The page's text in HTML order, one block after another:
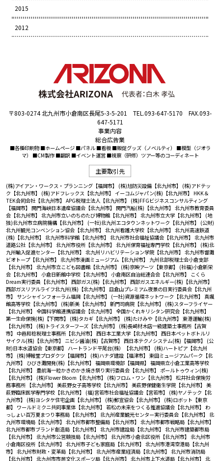
2015
2012
〒803-0274 北九州市小倉南区長尾5-3-5-201 TEL.093-647-5170 FAX.093-
647-5171
事業内容
総合広告業
■各種印刷物 ■ホームページ ■パネル ■看板 ■販促グッズ（ノベルティ） ■模型（ジオラ
マ） ■CM製作 ■翻訳 ■イベント運営 ■視察（研修）ツアー等のコーディネート
主要取引先
(株)アイアン・ワークス・プランニング【福岡市】 (株)旭防災設備【北九州市】 (株)アドテッ
ク【北九州市】 (株)アドフレックス【北九州市】 イーコムジャパン(株)【北九州市】 HKK＆
TEK合同会社【北九州市】 APG税理士法人【北九州市】 (株)FFGビジネスコンサルティング
【福岡市】 関門海峡日本遺産協議会【北九州市】 関門汽船(株)【北九州市】 北九州市教育委員
会【北九州市】 北九州市立いのちのたび博物館【北九州市】 北九州市立大学【北九州市】 (地
独)北九州市立病院機構【北九州市】 (一社)北九州エコタウンネットワーク【北九州市】 (公財)
北九州観光コンベンション協会【北九州市】 北九州看護大学校【北九州市】 北九州高速鉄道
(株)【北九州市】 北九州市科学館【北九州市】 北九州市社会福祉協議会【北九州市】 北九州市
道路公社【北九州市】 北九州市役所【北九州市】 北九州保育福祉専門学校【北九州市】 (株)北
九州輸入促進センター【北九州市】 北九州リハビリテーション学院【北九州市】 北九州市響灘
ビオトープ【北九州市】 北九州市漫画ミュージアム【北九州市】 九州北部税理士会小倉支部
【北九州市】 北九州市立こども図書館【北九州市】 (株)京映アーツ【東京都】 (社福)小倉新栄
会【北九州市】 小倉日新館中学校【北九州市】 小倉南区自治総連合会【北九州市】
こくら
Dream実行委員【北九州市】 西部ガス(株)【北九州市】 西部ガスエネルギー(株)【北九州市】
西部ガスリアルライフ北九州(株)【北九州市】 皿倉山プレミアム夜景の日実行委員会【北九州
市】 サンシャインフォーラム福岡【北九州市】 (一社)資源循環ネットワーク【北九州市】 真颯
館高等学校【北九州市】 (株)新美【北九州市】 新門司病院【北九州市】 (株)スターフライヤー
【北九州市】 全国科学館連携協議会【北九州市】 全国かくれキリシタン研究会【北九州市】
第一生命保険(株)【下関市】 (株)タカギ【北九州市】 (株)たけみや【北九州市】 東港運輸(株)
【北九州市】 (株)トライスターフーズ【北九州市】 (株)長崎材木店一級建築士事務所【古賀
市】 中邑和稔税理士事務所【北九州市】 西日本工業大学【北九州市】 西日本ペットボトルリ
サイクル(株)【北九州市】 ニビシ醤油(株)【古賀市】 西日本テクノシステム(株)【福岡市】 (公
財)日本水道協会【東京都】 ハートランド平尾台(株）【北九州市】 (株)ハートピア【北九州
市】 (株)博報堂プロダクツ【福岡市】 (株)ハナダ建設【福津市】 東田ミュージアムパーク【北
九州市】 ひびき灘開発(株)【北九州市】 福岡県環境部【福岡県】 福岡県立小倉工業高等学校
【北九州市】 豊前海一粒かきのかき焼き祭り実行委員会【北九州市】 ポールトゥウィン(株)
【北九州市】 (株)Flower Bloom【北九州市】 (株)フロム・ワン【北九州市】 松井社会保険労
務事務所 【北九州市】 美萩野女子高等学校【北九州市】 美萩野保健衛生学院【北九州市】 美
萩野臨床医学専門学校【北九州市】 (福)宮若市社会福祉協議会【宮若市】 (株)ヤノテック【北
九州市】 (株)ヨシタケ住宅企画【北九州市】 (株)郵宣協会【北九州市】 (株)ロボット【東京
都】 ワールドミクニ共同事業体【北九州市】 若松の未来をつくる推進協議会【北九州市】 わ
っしょい百万夏まつり事務局【北九州市】 北九州産業観光センター実行委員会【北九州市】 北
九州市環境局【北九州市】 北九州市都市整備局【北九州市】 北九州市都市戦略局【北九州市】
北九州市都市ブランド創造局【北九州市】 北九州市建設局【北九州市】 北九州市建築都市局
【北九州市】 北九州市公営競技局【北九州市】 北九州市小倉北区役所【北九州市】 北九州市
小倉南区役所【北九州市】 北九州市子ども家庭局【北九州市】 北九州市港湾空港局【北九州
市】 北九州市財政・変革局【北九州市】 北九州市産業経済局【北九州市】 北九州市消防局
【北九州市】 北九州市市民文化スポーツ局【北九州市】 北九州市上下水道局【北九州市】 北